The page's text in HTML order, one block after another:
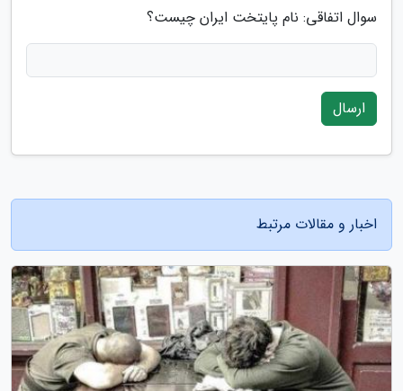
سوال اتفاقی: نام پایتخت ایران چیست؟
ارسال
اخبار و مقالات مرتبط